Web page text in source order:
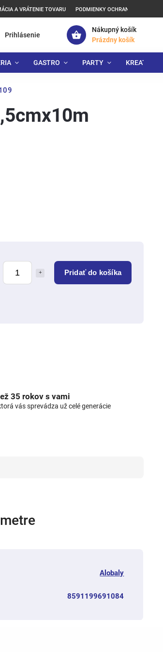
A VRÁTENIE TOVARU PODMIENKY OCHRANY
Nákupný košík
Prázdny košík
Prihlásenie
GASTRO PARTY
Pridať do košíka
35 rokov s vami
vás sprevádza už celé generácie
Alobaly
8591199691084